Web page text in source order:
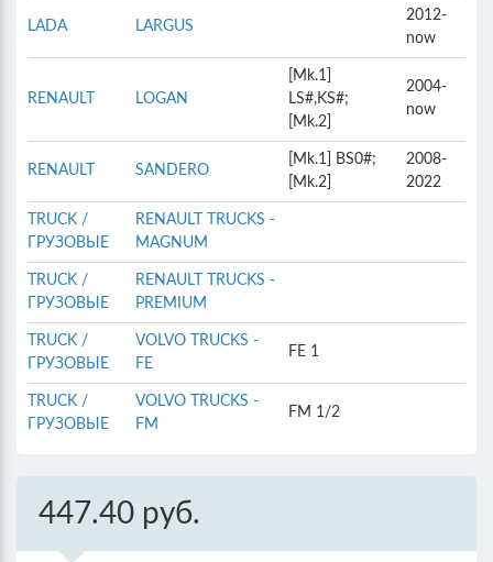
LADA LARGUS
2012-
now
RENAULT LOGAN
[Mk.1]
LS#,KS#;
[Mk.2]
2004-
now
RENAULT SANDERO
[Mk.1] BS0#;
[Mk.2]
2008-
2022
TRUCK /
ГРУЗОВЫЕ
RENAULT TRUCKS -
MAGNUM
TRUCK /
ГРУЗОВЫЕ
RENAULT TRUCKS -
PREMIUM
TRUCK /
ГРУЗОВЫЕ
VOLVO TRUCKS -
FE
FE 1
TRUCK /
ГРУЗОВЫЕ
VOLVO TRUCKS -
FM
FM 1/2
447.40 руб.